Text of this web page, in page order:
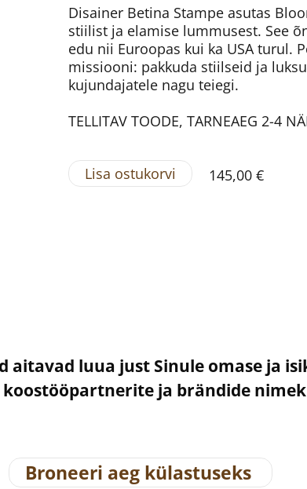
Disainer Betina Stampe asutas
stiilist ja elamise lummusest. See
edu nii Euroopas kui ka USA turul.
missiooni: pakkuda stiilseid ja
kujundajatele nagu teiegi.
TELLITAV TOODE, TARNEAEG 2-4
Lisa ostukorvi 145,00 €
luua just Sinule omase ja
ja brändide
Broneeri aeg külastuseks